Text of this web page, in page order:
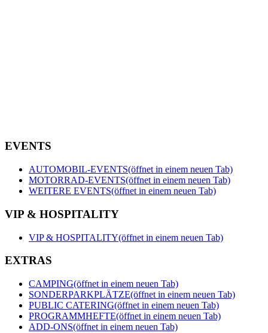
EVENTS
AUTOMOBIL-EVENTS(öffnet in einem neuen Tab)
MOTORRAD-EVENTS(öffnet in einem neuen Tab)
WEITERE EVENTS(öffnet in einem neuen Tab)
VIP & HOSPITALITY
VIP & HOSPITALITY(öffnet in einem neuen Tab)
EXTRAS
CAMPING(öffnet in einem neuen Tab)
SONDERPARKPLÄTZE(öffnet in einem neuen Tab)
PUBLIC CATERING(öffnet in einem neuen Tab)
PROGRAMMHEFTE(öffnet in einem neuen Tab)
ADD-ONS(öffnet in einem neuen Tab)